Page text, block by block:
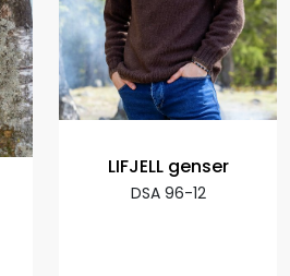
LIFJELL genser
DSA 96-12